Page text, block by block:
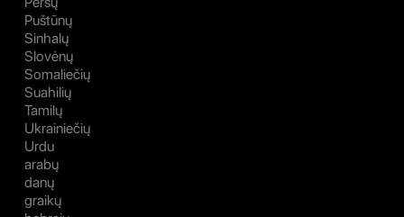
Puštūnų
Sinhalų
Slovėnų
Somaliečių
Suahilių
Tamilų
Ukrainiečių
Urdu
arabų
danų
graikų